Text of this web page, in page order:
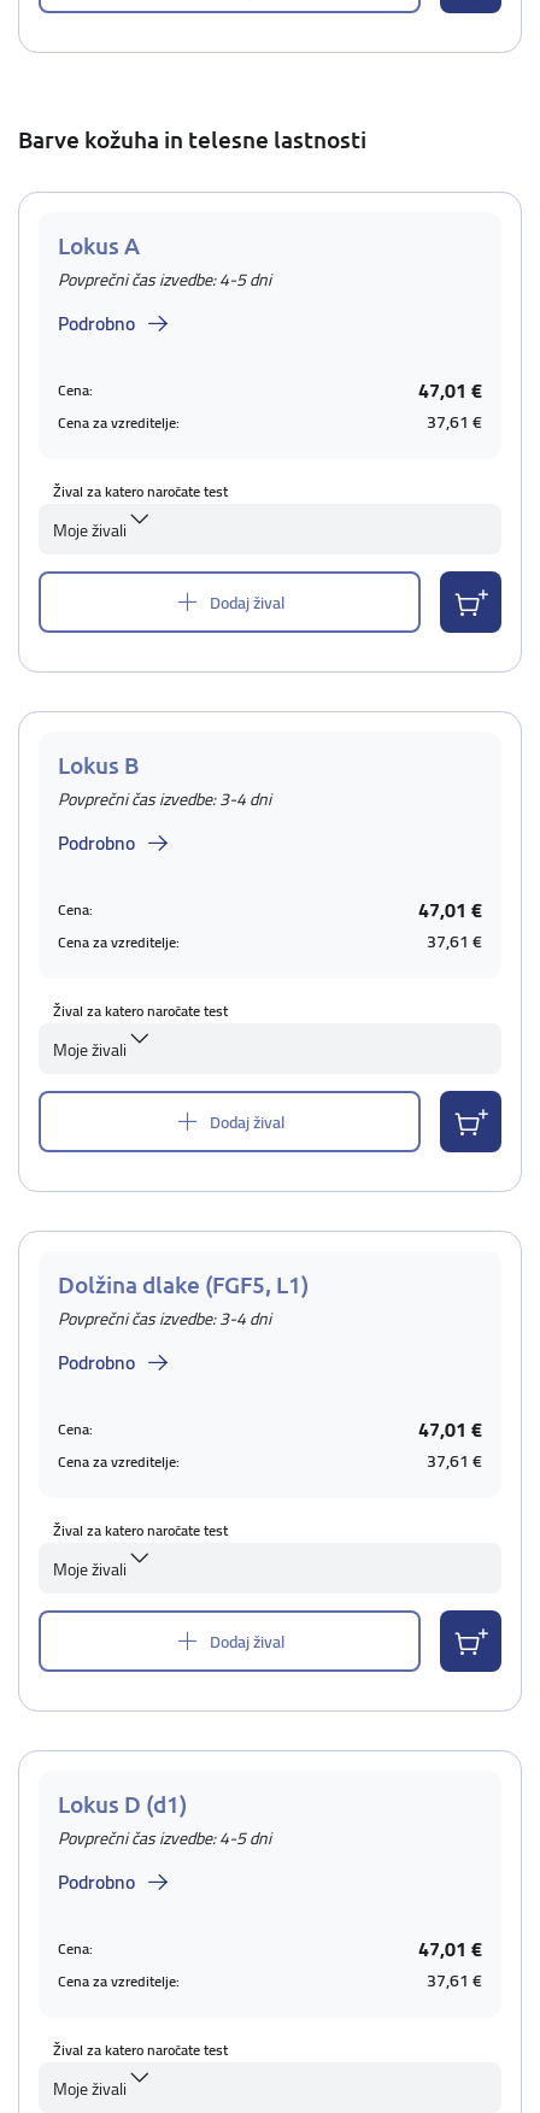
Barve kožuha in telesne lastnosti
Lokus A
Povprečni čas izvedbe: 4-5 dni
Podrobno
Cena: 47,01 €
Cena za vzreditelje: 37,61 €
Žival za katero naročate test
Moje živali
Dodaj žival
Lokus B
Povprečni čas izvedbe: 3-4 dni
Podrobno
Cena: 47,01 €
Cena za vzreditelje: 37,61 €
Žival za katero naročate test
Moje živali
Dodaj žival
Dolžina dlake (FGF5, L1)
Povprečni čas izvedbe: 3-4 dni
Podrobno
Cena: 47,01 €
Cena za vzreditelje: 37,61 €
Žival za katero naročate test
Moje živali
Dodaj žival
Lokus D (d1)
Povprečni čas izvedbe: 4-5 dni
Podrobno
Cena: 47,01 €
Cena za vzreditelje: 37,61 €
Žival za katero naročate test
Moje živali